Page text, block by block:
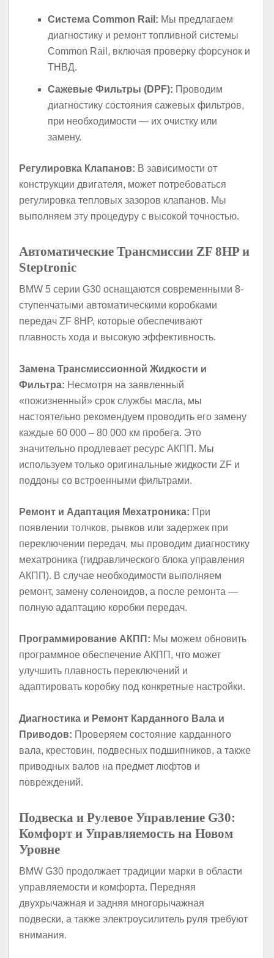
Система Common Rail: Мы предлагаем
диагностику и ремонт топливной системы
Common Rail, включая проверку форсунок и
ТНВД.
Сажевые Фильтры (DPF): Проводим
диагностику состояния сажевых фильтров,
при необходимости — их очистку или
замену.
Регулировка Клапанов: В зависимости от
конструкции двигателя, может потребоваться
регулировка тепловых зазоров клапанов. Мы
выполняем эту процедуру с высокой точностью.
Автоматические Трансмиссии ZF 8HP и
Steptronic
BMW 5 серии G30 оснащаются современными 8-
ступенчатыми автоматическими коробками
передач ZF 8HP, которые обеспечивают
плавность хода и высокую эффективность.
Замена Трансмиссионной Жидкости и
Фильтра: Несмотря на заявленный
«пожизненный» срок службы масла, мы
настоятельно рекомендуем проводить его замену
каждые 60 000 – 80 000 км пробега. Это
значительно продлевает ресурс АКПП. Мы
используем только оригинальные жидкости ZF и
поддоны со встроенными фильтрами.
Ремонт и Адаптация Мехатроника: При
появлении толчков, рывков или задержек при
переключении передач, мы проводим диагностику
мехатроника (гидравлического блока управления
АКПП). В случае необходимости выполняем
ремонт, замену соленоидов, а после ремонта —
полную адаптацию коробки передач.
Программирование АКПП: Мы можем обновить
программное обеспечение АКПП, что может
улучшить плавность переключений и
адаптировать коробку под конкретные настройки.
Диагностика и Ремонт Карданного Вала и
Приводов: Проверяем состояние карданного
вала, крестовин, подвесных подшипников, а также
приводных валов на предмет люфтов и
повреждений.
Подвеска и Рулевое Управление G30:
Комфорт и Управляемость на Новом
Уровне
BMW G30 продолжает традиции марки в области
управляемости и комфорта. Передняя
двухрычажная и задняя многорычажная
подвески, а также электроусилитель руля требуют
внимания.